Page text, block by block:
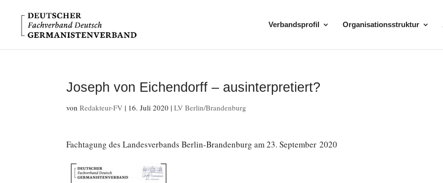
Verbandsprofil Organisationsstruktur
Joseph von Eichendorff – ausinterpretiert?
vonRedakteur-FV | 16. Juli 2020 |LV Berlin/Brandenburg
Fach­ta­gung des Lan­des­ver­bands Berlin-Brandenburg am 23. Sep­tem­ber 2020